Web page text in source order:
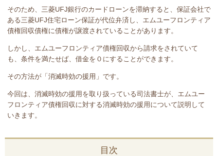
そのため、三菱UFJ銀行のカードローンを滞納すると、保証会社で
ある三菱UFJ住宅ローン保証が代位弁済し、エムユーフロンティア
債権回収債権に債権が譲渡されていることがあります。
しかし、 エムユーフロンティア債権回収から請求をされていて
も、条件を満たせば、借金を０にすることができます。
その方法が「消滅時効の援用」です。
今回は、 消滅時効の援用を取り扱っている司法書士が、 エムユー
フロンティア債権回収に対する消滅時効の援用について説明して
いきます。
目次